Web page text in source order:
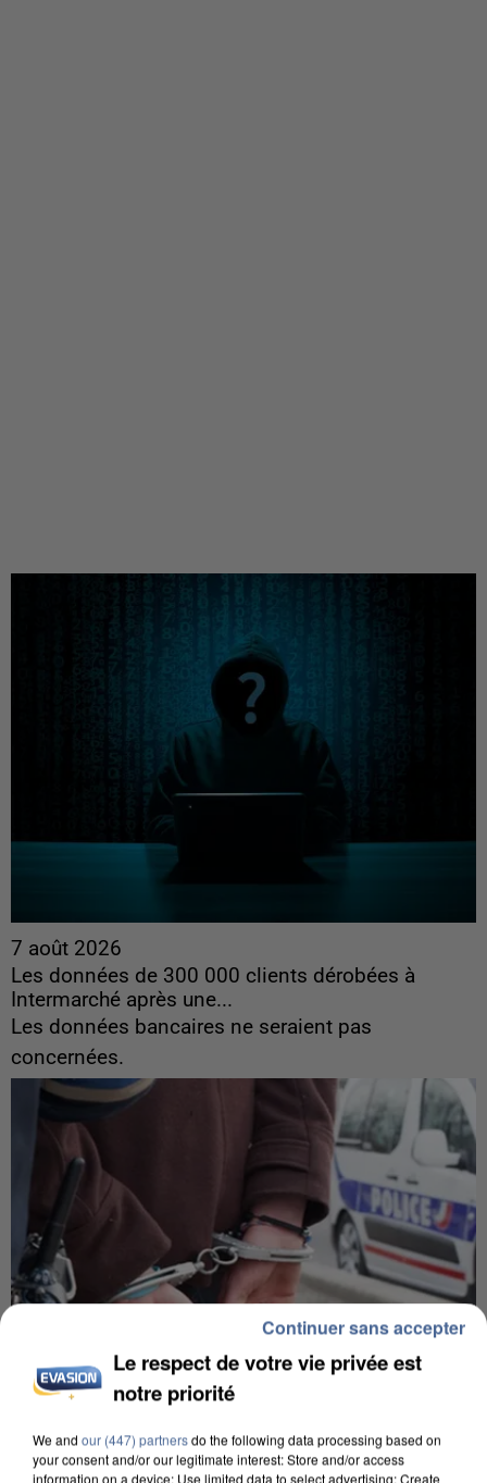
7 août 2026
Les données de 300 000 clients dérobées à
Intermarché après une...
Les données bancaires ne seraient pas
concernées.
7 août 2026
Le respect de votre vie privée est
notre priorité
We and our (447) partnersdo the following data processing based on
your consent and/or our legitimate interest: Store and/or access
information on a device; Use limited data to select advertising; Create
Continuer sans accepter